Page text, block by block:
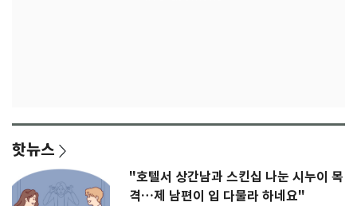
핫뉴스
"호텔서 상간남과 스킨십 나눈 시누이 목
격…제 남편이 입 다물라 하네요"